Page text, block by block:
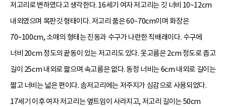
저고리로 변하였다고 생각한다. 16세기 여자 저고리는 깃 너비 10~12cm
내외였으며 목판깃 형태이다. 저고리 품은 60~70cm이며 화장은
70~100cm, 소매의 형태는 진동과 수구가 나란한 직배래이다. 수구에
너비 20cm 정도의 끝동이 있는 저고리도 있다. 옷고름은 2cm 정도로 좁고
길이 25cm 내외로 짧으며 속고름은 없다. 동정 너비는 6cm 내외로 길이는
짧고 너비는 넓은 편이다. 솜저고리에는 저주지가 심감으로 사용되었다.
17세기 이후 여자 저고리는 옆트임이 사라지고, 저고리 길이는 50cm